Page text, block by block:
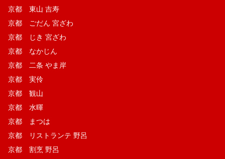
京都 東山 吉寿
京都 ごだん 宮ざわ
京都 じき 宮ざわ
京都 なかじん
京都 二条 やま岸
京都 実伶
京都 観山
京都 水暉
京都 まつは
京都 リストランテ 野呂
京都 割烹 野呂